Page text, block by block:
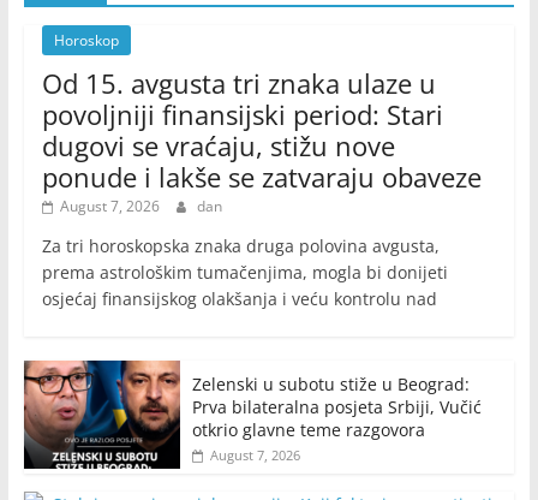
Horoskop
Od 15. avgusta tri znaka ulaze u
povoljniji finansijski period: Stari
dugovi se vraćaju, stižu nove
ponude i lakše se zatvaraju obaveze
August 7, 2026 dan
Za tri horoskopska znaka druga polovina avgusta,
prema astrološkim tumačenjima, mogla bi donijeti
osjećaj finansijskog olakšanja i veću kontrolu nad
Zelenski u subotu stiže u Beograd:
Prva bilateralna posjeta Srbiji, Vučić
otkrio glavne teme razgovora
August 7, 2026